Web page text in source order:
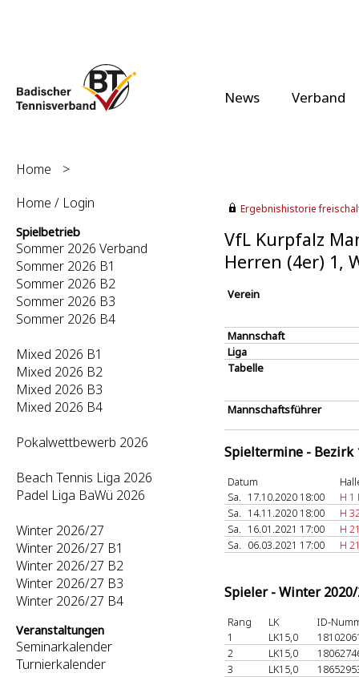
News Verband
Home
>
Home / Login
Spielbetrieb
Sommer 2026 Verband
Sommer 2026 B1
Sommer 2026 B2
Sommer 2026 B3
Sommer 2026 B4
Mixed 2026 B1
Mixed 2026 B2
Mixed 2026 B3
Mixed 2026 B4
Pokalwettbewerb 2026
Beach Tennis Liga 2026
Padel Liga BaWü 2026
Winter 2026/27
Winter 2026/27 B1
Winter 2026/27 B2
Winter 2026/27 B3
Winter 2026/27 B4
Veranstaltungen
Seminarkalender
Turnierkalender
Ergebnishistorie
VfL Kurpfalz
Herren (4er) 1,
Verein
Mannschaft
Liga
Tabelle
Mannschaftsführer
Spieltermine - Bezirk
Datum
Sa. 17.10.2020 18:00
H
Sa. 14.11.2020 18:00
H
Sa. 16.01.2021 17:00
H
Sa. 06.03.2021 17:00 H
Spieler - Winter
Rang LK
ID-
1
LK15,0
2
LK15,0
3
LK15,0